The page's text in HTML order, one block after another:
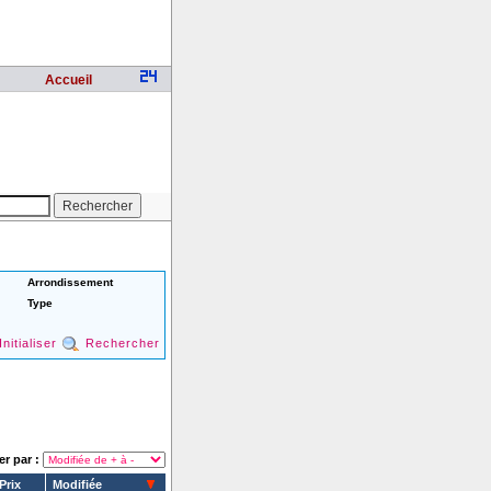
Accueil
Arrondissement
Type
Initialiser Rechercher
par :
Prix Modifiée